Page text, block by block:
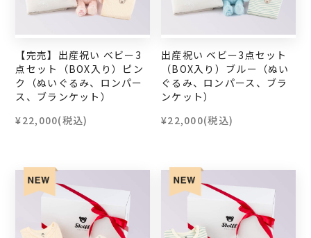
【完売】出産祝い ベビー3
点セット（BOX入り）ピン
ク（ぬいぐるみ、ロンパー
ス、ブランケット）
¥22,000(税込)
出産祝い ベビー3点セット
（BOX入り）ブルー（ぬい
ぐるみ、ロンパース、ブラ
ンケット）
¥22,000(税込)